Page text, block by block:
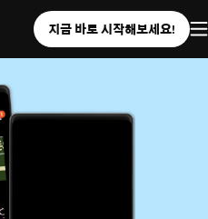
지금 바로 시작해보세요!